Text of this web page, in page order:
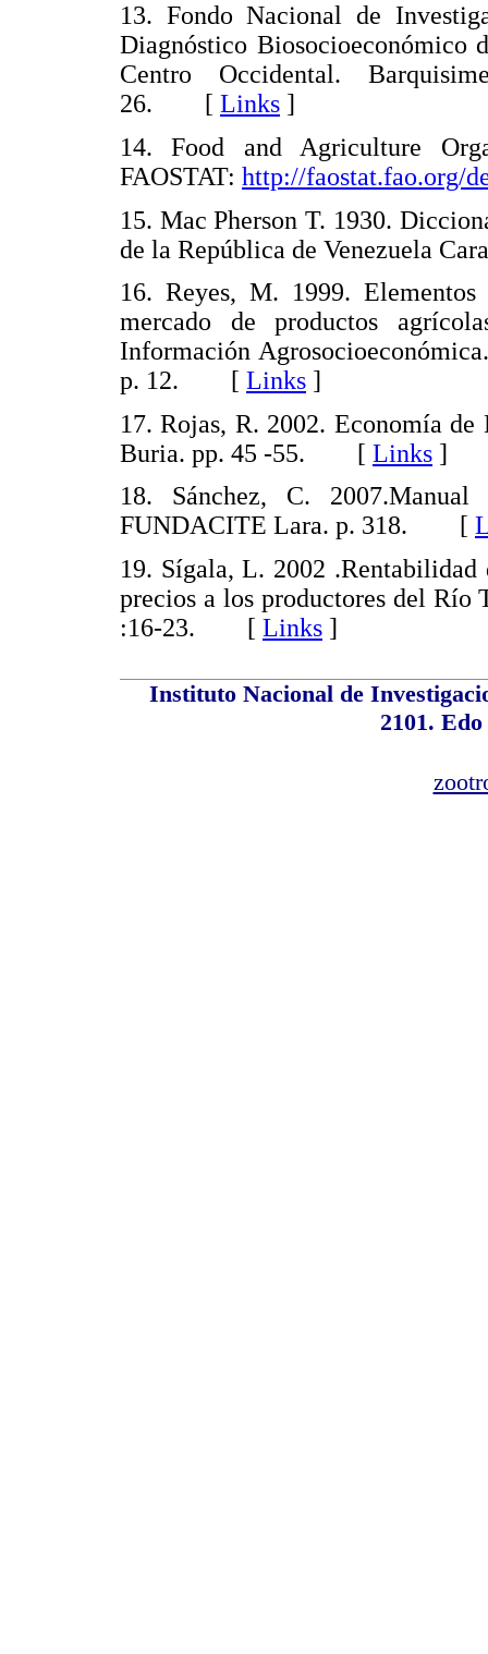
13. Fondo Nacional de
Diagnóstico Biosocioeconómico
Centro Occidental.
26. [ Links ]
14. Food and Agriculture
FAOSTAT: http://faostat.fao.org/
15. Mac Pherson T. 1930.
de la República de Venezuela
16. Reyes, M. 1999.
mercado de productos
Información
p. 12. [ Links ]
17. Rojas, R. 2002. Economía
Buria. pp. 45 -55. [ Links ]
18. Sánchez, C.
FUNDACITE Lara. p. 318. [
19. Sígala, L. 2002 .Rentabilidad
precios a los productores del
:16-23. [ Links ]
Instituto Nacional de
2101.